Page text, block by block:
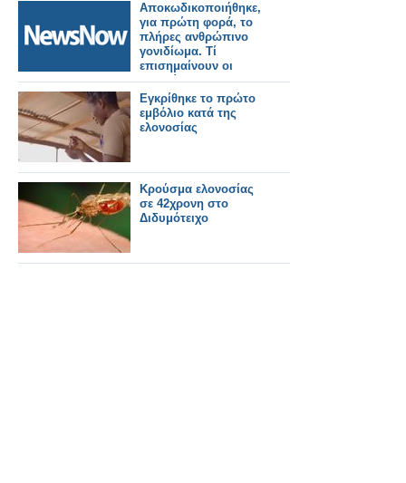
Αποκωδικοποιήθηκε,
για πρώτη φορά, το
πλήρες ανθρώπινο
γονιδίωμα. Τί
επισημαίνουν οι
ειδικοί
Εγκρίθηκε το πρώτο
εμβόλιο κατά της
ελονοσίας
Κρούσμα ελονοσίας
σε 42χρονη στο
Διδυμότειχο